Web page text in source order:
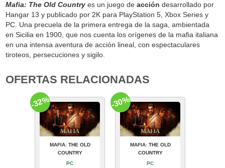
Mafia: The Old Country es un juego deacción desarrollado por
Hangar 13 y publicado por 2K para PlayStation 5, Xbox Series y
PC. Una precuela de la primera entrega de la saga, ambientada
en Sicilia en 1900, que nos cuenta los orígenes de la mafia italiana
en una intensa aventura de acción lineal, con espectaculares
tiroteos, persecuciones y sigilo.
OFERTAS RELACIONADAS
MAFIA: THE OLD
COUNTRY
PC
-32%
MAFIA: THE OLD
COUNTRY
PC
-30%